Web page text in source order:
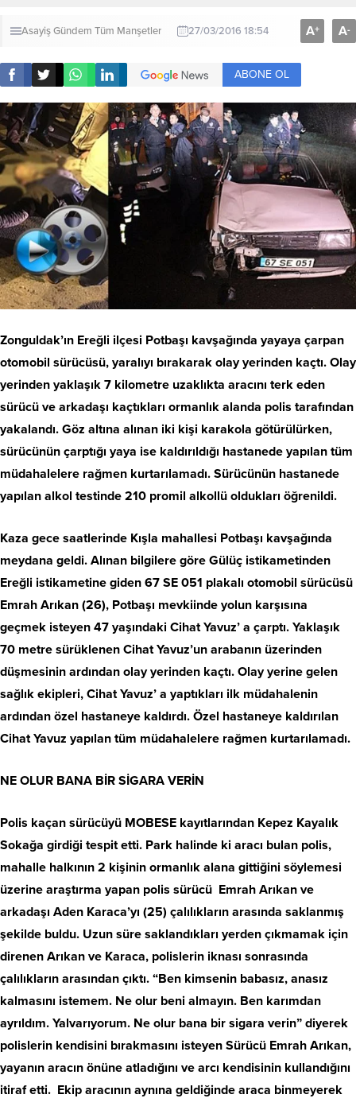
AsayişGündem Tüm Manşetler 27/03/2016 18:54 A+ A-
ABONE OL
Zonguldak’ın Ereğli ilçesi Potbaşı kavşağında yayaya çarpan
otomobil sürücüsü, yaralıyı bırakarak olay yerinden kaçtı. Olay
yerinden yaklaşık 7 kilometre uzaklıkta aracını terk eden
sürücü ve arkadaşı kaçtıkları ormanlık alanda polis tarafından
yakalandı. Göz altına alınan iki kişi karakola götürülürken,
sürücünün çarptığı yaya ise kaldırıldığı hastanede yapılan tüm
müdahalelere rağmen kurtarılamadı. Sürücünün hastanede
yapılan alkol testinde 210 promil alkollü oldukları öğrenildi.
Kaza gece saatlerinde Kışla mahallesi Potbaşı kavşağında
meydana geldi. Alınan bilgilere göre Gülüç istikametinden
Ereğli istikametine giden 67 SE 051 plakalı otomobil sürücüsü
Emrah Arıkan (26), Potbaşı mevkiinde yolun karşısına
geçmek isteyen 47 yaşındaki Cihat Yavuz’ a çarptı. Yaklaşık
70 metre sürüklenen Cihat Yavuz’un arabanın üzerinden
düşmesinin ardından olay yerinden kaçtı. Olay yerine gelen
sağlık ekipleri, Cihat Yavuz’ a yaptıkları ilk müdahalenin
ardından özel hastaneye kaldırdı. Özel hastaneye kaldırılan
Cihat Yavuz yapılan tüm müdahalelere rağmen kurtarılamadı.
NE OLUR BANA BİR SİGARA VERİN
Polis kaçan sürücüyü MOBESE kayıtlarından Kepez Kayalık
Sokağa girdiği tespit etti. Park halinde ki aracı bulan polis,
mahalle halkının 2 kişinin ormanlık alana gittiğini söylemesi
üzerine araştırma yapan polis sürücü Emrah Arıkan ve
arkadaşı Aden Karaca’yı (25) çalılıkların arasında saklanmış
şekilde buldu. Uzun süre saklandıkları yerden çıkmamak için
direnen Arıkan ve Karaca, polislerin iknası sonrasında
çalılıkların arasından çıktı. “Ben kimsenin babasız, anasız
kalmasını istemem. Ne olur beni almayın. Ben karımdan
ayrıldım. Yalvarıyorum. Ne olur bana bir sigara verin” diyerek
polislerin kendisini bırakmasını isteyen Sürücü Emrah Arıkan,
yayanın aracın önüne atladığını ve arcı kendisinin kullandığını
itiraf etti. Ekip aracının aynına geldiğinde araca binmeyerek